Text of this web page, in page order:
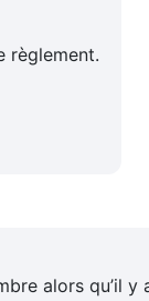
règlement.
alors qu’il